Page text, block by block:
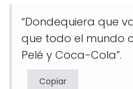
“Dondequiera que
que todo el mundo
Pelé y Coca-Cola”.
Copiar